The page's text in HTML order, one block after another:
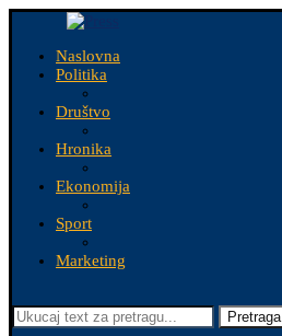
Naslovna
Politika
Društvo
Hronika
Ekonomija
Sport
Marketing
Pretraga